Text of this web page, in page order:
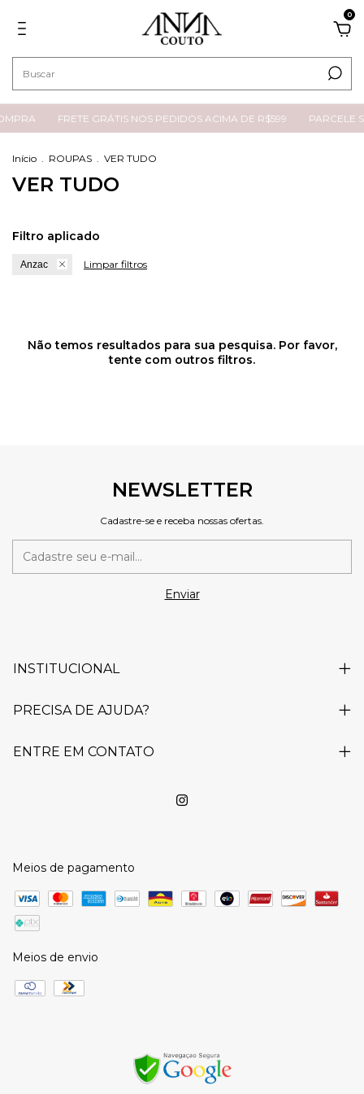
0
FRETE GRÁTIS NOS PEDIDOS ACIMA DE R$599 PARCELE
Início . ROUPAS . VER TUDO
VER TUDO
Filtro aplicado
Anzac Limpar filtros
Não temos resultados para sua pesquisa. Por favor,
tente com outros filtros.
NEWSLETTER
Cadastre-se e receba nossas ofertas.
INSTITUCIONAL
PRECISA DE AJUDA?
ENTRE EM CONTATO
Meios de pagamento
Meios de envio